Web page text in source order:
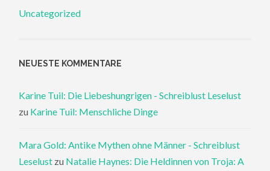
Uncategorized
NEUESTE KOMMENTARE
Karine Tuil: Die Liebeshungrigen - Schreiblust Leselust
zu Karine Tuil: Menschliche Dinge
Mara Gold: Antike Mythen ohne Männer - Schreiblust
Leselust zu Natalie Haynes: Die Heldinnen von Troja: A